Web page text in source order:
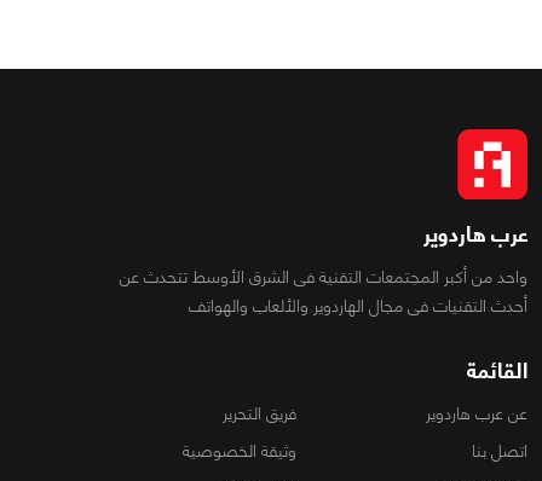
عرب هاردوير
واحد من أكبر المجتمعات التقنية فى الشرق الأوسط تتحدث عن
أحدث التقنيات فى مجال الهاردوير والألعاب والهواتف
القائمة
عن عرب هاردوير
فريق التحرير
اتصل بنا
وثيقة الخصوصية